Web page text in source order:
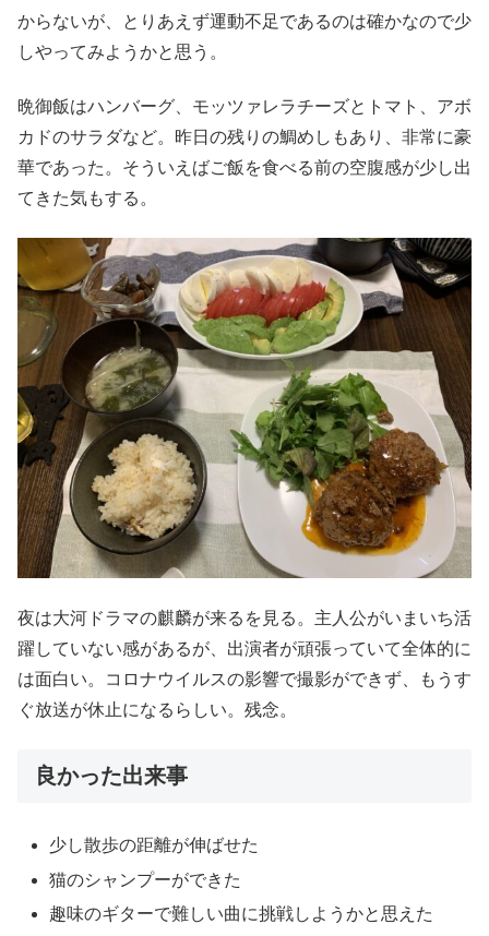
からないが、とりあえず運動不足であるのは確かなので少
しやってみようかと思う。
晩御飯はハンバーグ、モッツァレラチーズとトマト、アボ
カドのサラダなど。昨日の残りの鯛めしもあり、非常に豪
華であった。そういえばご飯を食べる前の空腹感が少し出
てきた気もする。
夜は大河ドラマの麒麟が来るを見る。主人公がいまいち活
躍していない感があるが、出演者が頑張っていて全体的に
は面白い。コロナウイルスの影響で撮影ができず、もうす
ぐ放送が休止になるらしい。残念。
良かった出来事
少し散歩の距離が伸ばせた
猫のシャンプーができた
趣味のギターで難しい曲に挑戦しようかと思えた